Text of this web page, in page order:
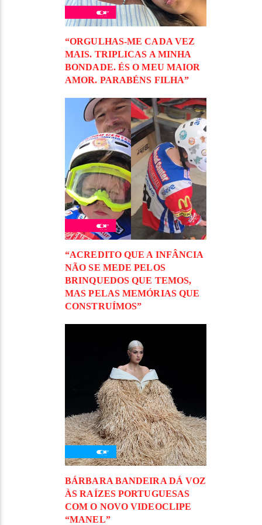
“ORGULHAS-ME CADA VEZ
MAIS. TRIPLICAS A MINHA
BONDADE. ÉS O MEU MAIOR
AMOR. PARABÉNS FILHA”
“ACREDITO QUE A INFÂNCIA
NÃO SE MEDE PELOS
BRINQUEDOS QUE TEMOS,
MAS PELAS MEMÓRIAS QUE
CONSTRUÍMOS”
BÁRBARA BANDEIRA DÁ VOZ
ÀS RAÍZES PORTUGUESAS
COM O NOVO VIDEOCLIPE
“MANEL”